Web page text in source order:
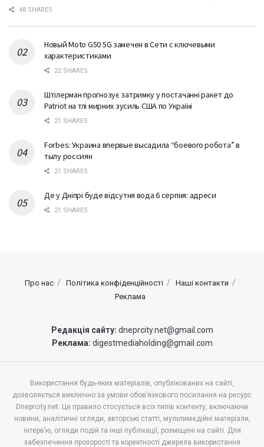
48 SHARES
Новый Moto G50 5G замечен в Сети с ключевыми
характеристиками
22 SHARES
Штілерман прогнозує затримку у постачанні ракет до
Patriot на тлі мирних зусиль США по Україні
21 SHARES
Forbes: Украина впервые высадила “боевого робота” в
тылу россиян
21 SHARES
Де у Дніпрі буде відсутня вода 6 серпня: адреси
21 SHARES
Про нас Політика конфіденційності
Наші контакти
Реклама
Редакція сайту: dneprcity.net@gmail.com
Реклама: digestmediaholding@gmail.com
Використання будь-яких матеріалів, опублікованих на сайті,
дозволяється виключно за умови обов’язкового посилання на ресурс
Dneprcity.net. Це правило стосується всіх типів контенту, включаючи
новини, аналітичні огляди, авторські статті, мультимедійні матеріали,
інтерв’ю, огляди подій та інші публікації, розміщені на сайті. Для
забезпечення прозорості та коректності джерела використання